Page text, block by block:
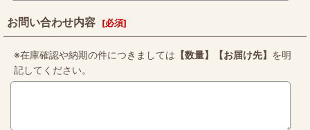
お問い合わせ内容 [必須]
※在庫確認や納期の件につきましては 【数量】【お届け先】 を明
記してください。